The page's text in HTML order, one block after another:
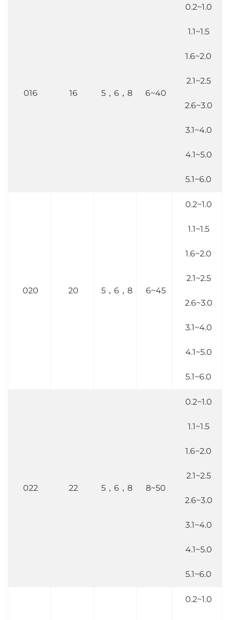
016 16 5，6，8 6~40
0.2~1.0
1.1~1.5
1.6~2.0
2.1~2.5
2.6~3.0
3.1~4.0
4.1~5.0
5.1~6.0
020 20 5，6，8 6~45
0.2~1.0
1.1~1.5
1.6~2.0
2.1~2.5
2.6~3.0
3.1~4.0
4.1~5.0
5.1~6.0
022 22 5，6，8 8~50
0.2~1.0
1.1~1.5
1.6~2.0
2.1~2.5
2.6~3.0
3.1~4.0
4.1~5.0
5.1~6.0
0.2~1.0